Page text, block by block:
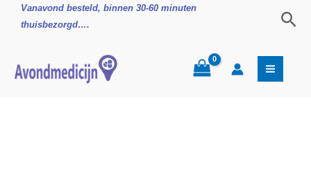
naar
Vanavond besteld, binnen 30-60 minuten
thuisbezorgd….
Paracetamol
500mg
aantal